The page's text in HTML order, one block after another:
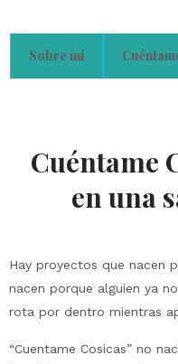
Sobre mí
Cuéntame
en una
Hay proyectos que nacen
nacen porque alguien ya
rota por dentro mientras
“Cuentame Cosicas” no